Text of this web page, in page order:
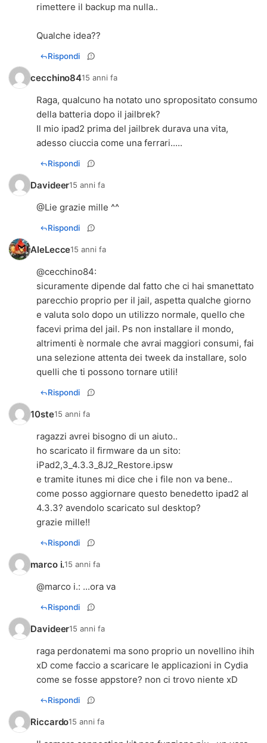
rimettere il backup ma nulla..
Qualche idea??
Rispondi
cecchino8415 anni fa
Raga, qualcuno ha notato uno spropositato consumo
della batteria dopo il jailbrek?
Il mio ipad2 prima del jailbrek durava una vita,
adesso ciuccia come una ferrari.....
Rispondi
Davideer15 anni fa
@Lie grazie mille ^^
Rispondi
AleLecce15 anni fa
@cecchino84:
sicuramente dipende dal fatto che ci hai smanettato
parecchio proprio per il jail, aspetta qualche giorno
e valuta solo dopo un utilizzo normale, quello che
facevi prima del jail. Ps non installare il mondo,
altrimenti è normale che avrai maggiori consumi, fai
una selezione attenta dei tweek da installare, solo
quelli che ti possono tornare utili!
Rispondi
10ste15 anni fa
ragazzi avrei bisogno di un aiuto..
ho scaricato il firmware da un sito:
iPad2,3_4.3.3_8J2_Restore.ipsw
e tramite itunes mi dice che i file non va bene..
come posso aggiornare questo benedetto ipad2 al
4.3.3? avendolo scaricato sul desktop?
grazie mille!!
Rispondi
marco i.15 anni fa
@marco i.: ...ora va
Rispondi
Davideer15 anni fa
raga perdonatemi ma sono proprio un novellino ihih
xD come faccio a scaricare le applicazioni in Cydia
come se fosse appstore? non ci trovo niente xD
Rispondi
Riccardo15 anni fa